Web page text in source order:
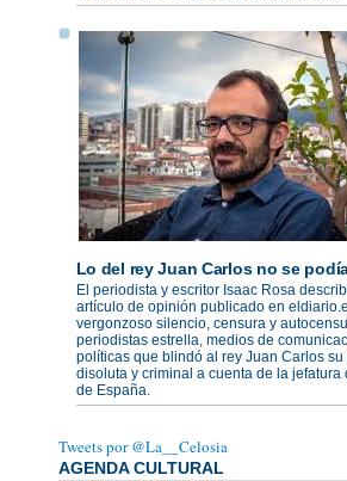
Lo del rey Juan Carlos no se
El periodista y escritor Isaac Rosa
artículo de opinión publicado en
vergonzoso silencio, censura y
periodistas estrella, medios de
políticas que blindó al rey Juan Carlos su
disoluta y criminal a cuenta de la jefatura
de España.
Tweets por @La__Celosia
AGENDA CULTURAL